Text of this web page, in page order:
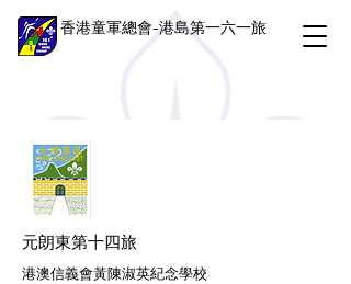
香港童軍總會-港島第一六一旅
元朗東第十四旅
港澳信義會黃陳淑英紀念學校